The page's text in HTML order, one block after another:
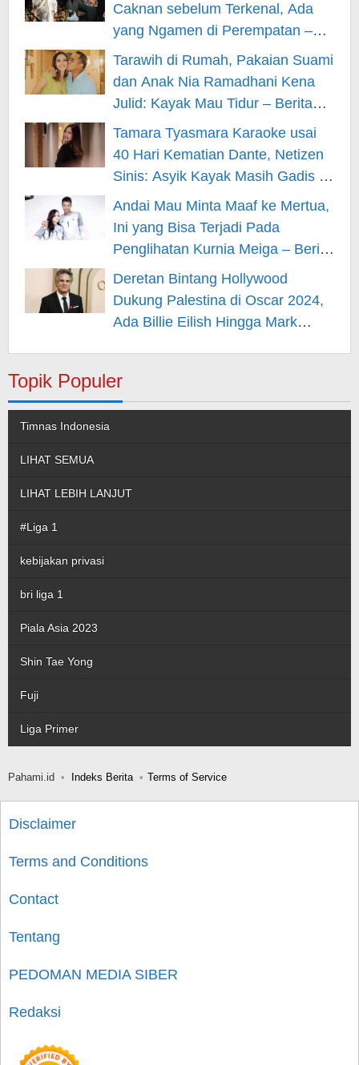
Caknan sebelum Terkenal, Ada
yang Ngamen di Perempatan –
Berita Hiburan
Tarawih di Rumah, Pakaian Suami
dan Anak Nia Ramadhani Kena
Julid: Kayak Mau Tidur – Berita
Hiburan
Tamara Tyasmara Karaoke usai
40 Hari Kematian Dante, Netizen
Sinis: Asyik Kayak Masih Gadis –
Berita Hiburan
Andai Mau Minta Maaf ke Mertua,
Ini yang Bisa Terjadi Pada
Penglihatan Kurnia Meiga – Berita
Hiburan
Deretan Bintang Hollywood
Dukung Palestina di Oscar 2024,
Ada Billie Eilish Hingga Mark
Topik Populer
Timnas Indonesia
LIHAT SEMUA
LIHAT LEBIH LANJUT
#Liga 1
kebijakan privasi
bri liga 1
Piala Asia 2023
Shin Tae Yong
Fuji
Liga Primer
Pahami.id Indeks Berita Terms of Service
Disclaimer
Terms and Conditions
Contact
Tentang
PEDOMAN MEDIA SIBER
Redaksi